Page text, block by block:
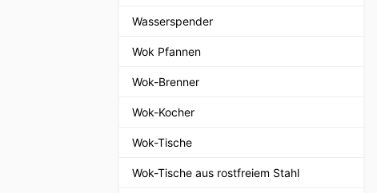
Wasserspender
Wok Pfannen
Wok-Brenner
Wok-Kocher
Wok-Tische
Wok-Tische aus rostfreiem Stahl